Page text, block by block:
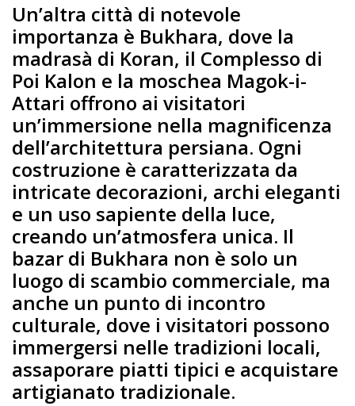
Un’altra città di notevole
importanza è Bukhara, dove la
madrasà di Koran, il Complesso di
Poi Kalon e la moschea Magok-i-
Attari offrono ai visitatori
un’immersione nella magnificenza
dell’architettura persiana. Ogni
costruzione è caratterizzata da
intricate decorazioni, archi eleganti
e un uso sapiente della luce,
creando un’atmosfera unica. Il
bazar di Bukhara non è solo un
luogo di scambio commerciale, ma
anche un punto di incontro
culturale, dove i visitatori possono
immergersi nelle tradizioni locali,
assaporare piatti tipici e acquistare
artigianato tradizionale.